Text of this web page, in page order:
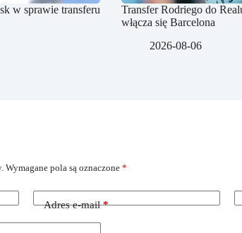
w sprawie transferu
Transfer Rodriego do
włącza się Barcelona
2026-08-06
Wymagane pola są oznaczone *
Adres e-mail*